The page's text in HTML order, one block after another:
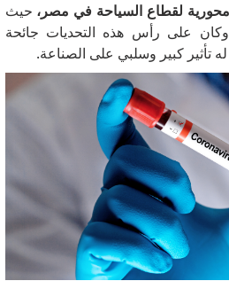
حيث
وكان على رأس هذه التحديات جائحة